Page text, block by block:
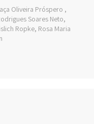
Oliveira Próspero ,
Soares Neto,
Ropke, Rosa Maria